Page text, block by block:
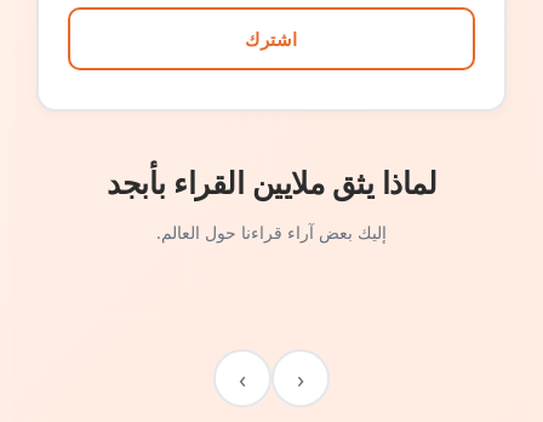
اشترك
لماذا يثق ملايين القراء بأبجد
إليك بعض آراء قراءنا حول العالم.
‹
›